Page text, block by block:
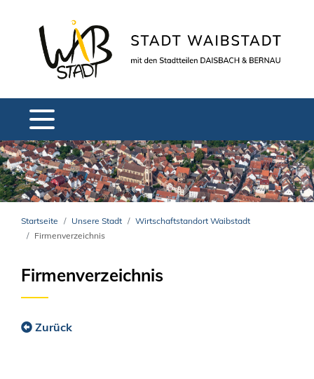
Startseite Unsere Stadt
Wirtschaftstandort Waibstadt
Firmenverzeichnis
Firmenverzeichnis
Zurück